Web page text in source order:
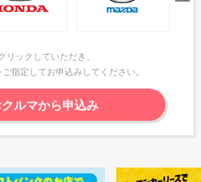
リックしていただき、
指定してお申込みしてください。
ルマから申込み